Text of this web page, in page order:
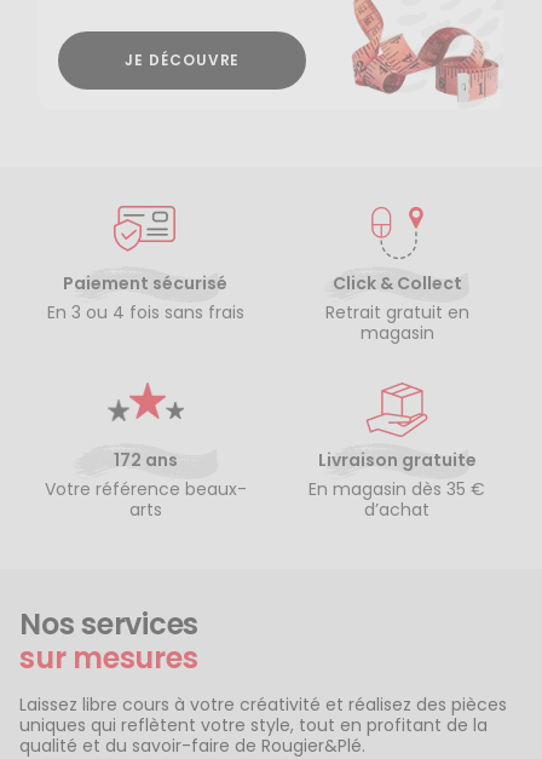
JE DÉCOUVRE
Paiement sécurisé
En 3 ou 4 fois sans frais
Click & Collect
Retrait gratuit en
magasin
172 ans
Votre référence beaux-
arts
Livraison gratuite
En magasin dès 35 €
d’achat
Nos services
sur mesures
Laissez libre cours à votre créativité et réalisez des pièces
uniques qui reflètent votre style, tout en profitant de la
qualité et du savoir-faire de Rougier&Plé.